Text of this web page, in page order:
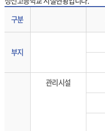
구분
부지
관리시설